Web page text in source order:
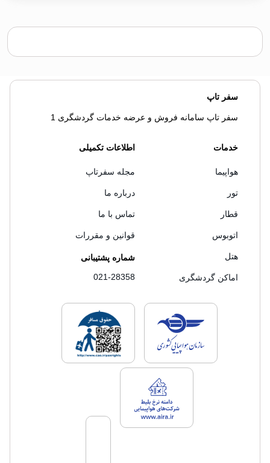
سفر تاپ
سفر تاپ سامانه فروش و عرضه خدمات گردشگری 1
خدمات
هواپیما
تور
قطار
اتوبوس
هتل
اماکن گردشگری
اطلاعات تکمیلی
مجله سفرتاپ
درباره ما
تماس با ما
قوانین و مقررات
شماره پشتیبانی
021-28358
لایسنس های فروش سفرتاپلایسنس های
لایسنس های فروش سفرتاپ